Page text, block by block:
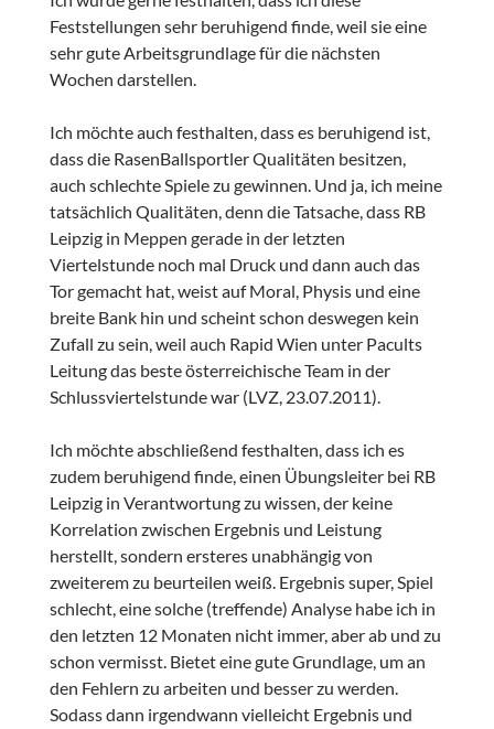
Feststellungen sehr beruhigend finde, weil sie eine
sehr gute Arbeitsgrundlage für die nächsten
Wochen darstellen.
Ich möchte auch festhalten, dass es beruhigend ist,
dass die RasenBallsportler Qualitäten besitzen,
auch schlechte Spiele zu gewinnen. Und ja, ich meine
tatsächlich Qualitäten, denn die Tatsache, dass RB
Leipzig in Meppen gerade in der letzten
Viertelstunde noch mal Druck und dann auch das
Tor gemacht hat, weist auf Moral, Physis und eine
breite Bank hin und scheint schon deswegen kein
Zufall zu sein, weil auch Rapid Wien unter Pacults
Leitung das beste österreichische Team in der
Schlussviertelstunde war (LVZ, 23.07.2011).
Ich möchte abschließend festhalten, dass ich es
zudem beruhigend finde, einen Übungsleiter bei RB
Leipzig in Verantwortung zu wissen, der keine
Korrelation zwischen Ergebnis und Leistung
herstellt, sondern ersteres unabhängig von
zweiterem zu beurteilen weiß. Ergebnis super, Spiel
schlecht, eine solche (treffende) Analyse habe ich in
den letzten 12 Monaten nicht immer, aber ab und zu
schon vermisst. Bietet eine gute Grundlage, um an
den Fehlern zu arbeiten und besser zu werden.
Sodass dann irgendwann vielleicht Ergebnis und